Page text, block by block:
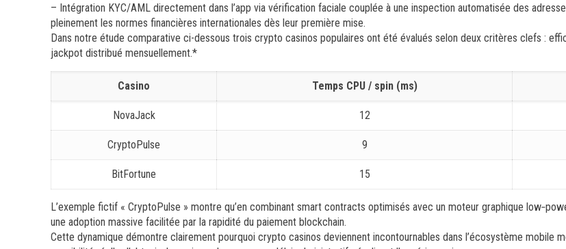
– Intégration KYC/AML directement dans l’app via vérification faciale couplée à une inspection automatisée des
pleinement les normes financières internationales dès leur première mise.
Dans notre étude comparative ci-dessous trois crypto casinos populaires ont été évalués selon deux critères clefs :
jackpot distribué mensuellement.*
Casino Temps CPU / spin (ms)
NovaJack 12
CryptoPulse 9
BitFortune 15
L’exemple fictif « CryptoPulse » montre qu’en combinant smart contracts optimisés avec un moteur graphique
une adoption massive facilitée par la rapidité du paiement blockchain.
Cette dynamique démontre clairement pourquoi crypto casinos deviennent incontournables dans l’écosystème mobile